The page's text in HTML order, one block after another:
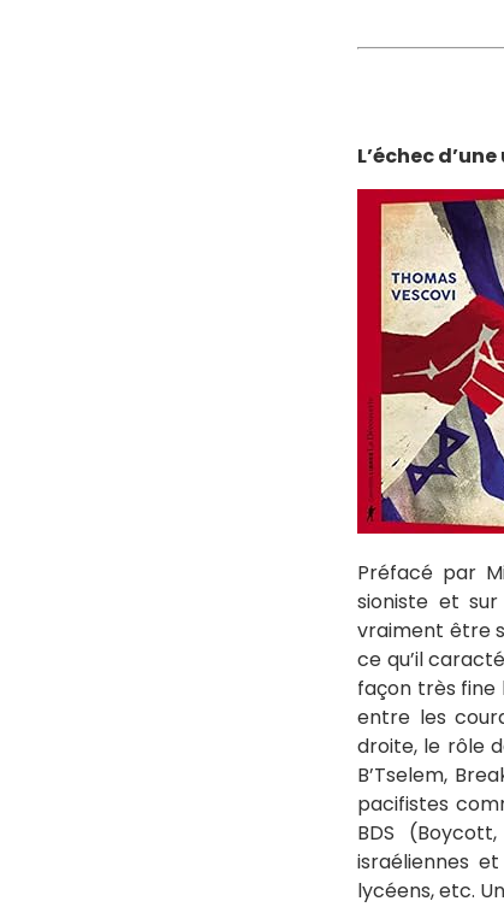
L’échec
Préfacé par
sioniste et
vraiment être
ce qu’il
façon très fine
entre les
droite, le rôle
B’Tselem,
pacifistes
BDS
israéliennes
lycéens, etc.